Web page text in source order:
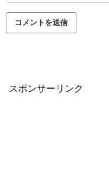
スポンサーリンク